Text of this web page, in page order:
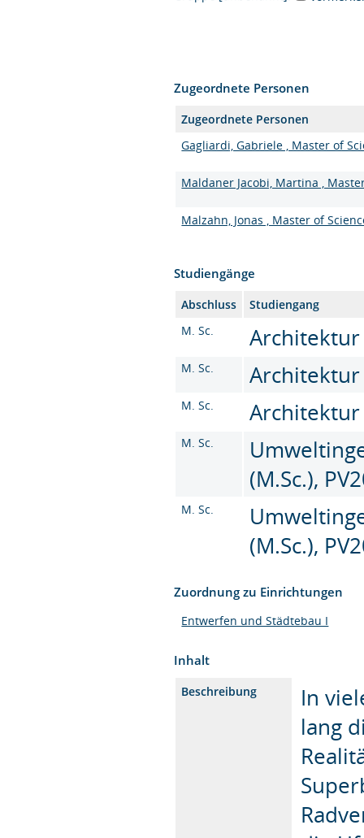
Zugeordnete Personen
Zugeordnete Personen
Gagliardi, Gabriele , Master of
Maldaner Jacobi, Martina ,
Malzahn, Jonas , Master of
Studiengänge
Abschluss
Studiengang
M. Sc.
Architektur
M. Sc. Architektur
M. Sc. Architektur
M. Sc.
(M.Sc.),
M. Sc.
(M.Sc.),
Zuordnung zu Einrichtungen
Entwerfen und Städtebau I
Inhalt
Beschreibung
In
lang